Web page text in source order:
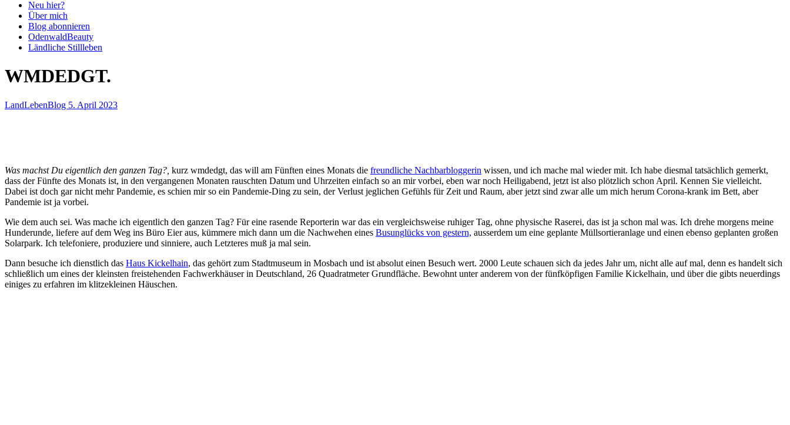
Neu hier?
Über mich
Blog abonnieren
OdenwaldBeauty
Ländliche Stillleben
WMDEDGT.
LandLebenBlog 5. April 2023
Was machst Du eigentlich den ganzen Tag?, kurz wmdedgt, das will am Fünften eines Monats die freundliche Nachbarbloggerin wissen, und ich mache mal wieder mit. Ich habe diesmal tatsächlich gemerkt,
dass der Fünfte des Monats ist, in den vergangenen Monaten rauschten Datum und Uhrzeiten einfach so an mir vorbei, eben war noch Heiligabend, jetzt ist also plötzlich schon April. Kennen Sie vielleicht.
Dabei ist doch gar nicht mehr Pandemie, es schien mir so ein Pandemie-Ding zu sein, der Verlust jeglichen Gefühls für Zeit und Raum, aber jetzt sind zwar alle um mich herum Corona-krank im Bett, aber
Pandemie ist ja vorbei.
Wie dem auch sei. Was mache ich eigentlich den ganzen Tag? Für eine rasende Reporterin war das ein vergleichsweise ruhiger Tag, ohne physische Raserei, das ist ja schon mal was. Ich drehe morgens meine
Hunderunde, liefere auf dem Weg ins Büro Eier aus, kümmere mich dann um die Nachwehen eines Busunglücks von gestern, ausserdem um eine geplante Müllsortieranlage und einen ebenso geplanten großen
Solarpark. Ich telefoniere, produziere und sinniere, auch Letzteres muß ja mal sein.
Dann besuche ich dienstlich das Haus Kickelhain, das gehört zum Stadtmuseum in Mosbach und ist absolut einen Besuch wert. 2000 Leute schauen sich da jedes Jahr um, nicht alle auf mal, denn es handelt sich
schließlich um eines der kleinsten freistehenden Fachwerkhäuser in Deutschland, 26 Quadratmeter Grundfläche. Bewohnt unter anderem von der fünfköpfigen Familie Kickelhain, und über die gibts neuerdings
einiges zu erfahren im klitzekleinen Häuschen.